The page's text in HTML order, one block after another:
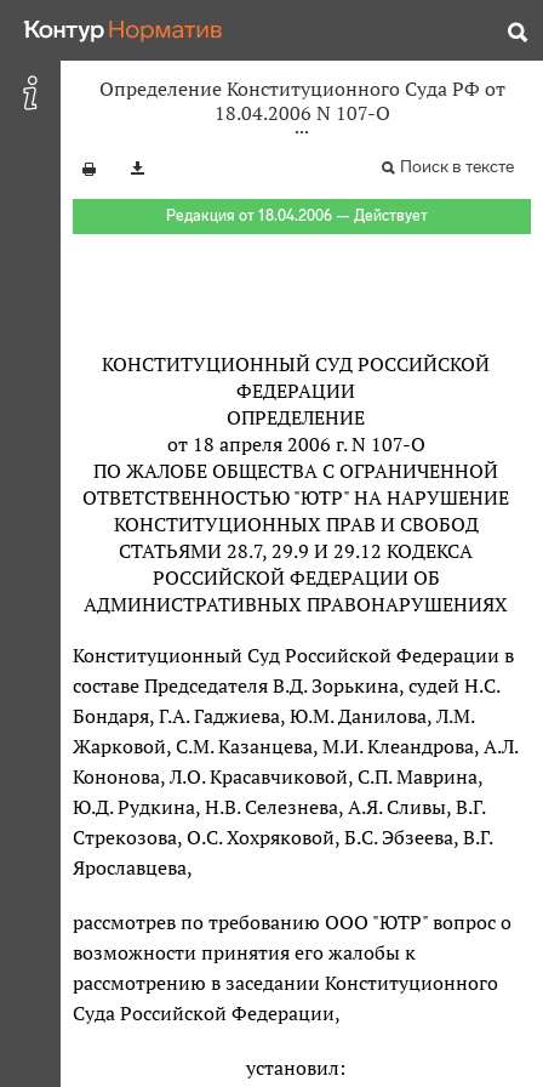
Определение Конституционного Суда РФ от
18.04.2006 N 107-О
Поиск в тексте
Редакция от 18.04.2006 — Действует
КОНСТИТУЦИОННЫЙ СУД РОССИЙСКОЙ
ФЕДЕРАЦИИ
ОПРЕДЕЛЕНИЕ
от 18 апреля 2006 г. N 107-О
ПО ЖАЛОБЕ ОБЩЕСТВА С ОГРАНИЧЕННОЙ
ОТВЕТСТВЕННОСТЬЮ "ЮТР" НА НАРУШЕНИЕ
КОНСТИТУЦИОННЫХ ПРАВ И СВОБОД
СТАТЬЯМИ 28.7, 29.9 И 29.12 КОДЕКСА
РОССИЙСКОЙ ФЕДЕРАЦИИ ОБ
АДМИНИСТРАТИВНЫХ ПРАВОНАРУШЕНИЯХ
Конституционный Суд Российской Федерации в
составе Председателя В.Д. Зорькина, судей Н.С.
Бондаря, Г.А. Гаджиева, Ю.М. Данилова, Л.М.
Жарковой, С.М. Казанцева, М.И. Клеандрова, А.Л.
Кононова, Л.О. Красавчиковой, С.П. Маврина,
Ю.Д. Рудкина, Н.В. Селезнева, А.Я. Сливы, В.Г.
Стрекозова, О.С. Хохряковой, Б.С. Эбзеева, В.Г.
Ярославцева,
рассмотрев по требованию ООО "ЮТР" вопрос о
возможности принятия его жалобы к
рассмотрению в заседании Конституционного
Суда Российской Федерации,
установил: